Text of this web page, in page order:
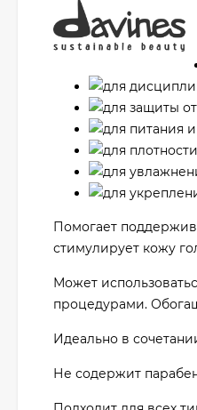
для
для защиты
для питания
для плотности
для
для
Помогает
стимулирует кожу
Может
процедурами.
Идеально в
Не содержит